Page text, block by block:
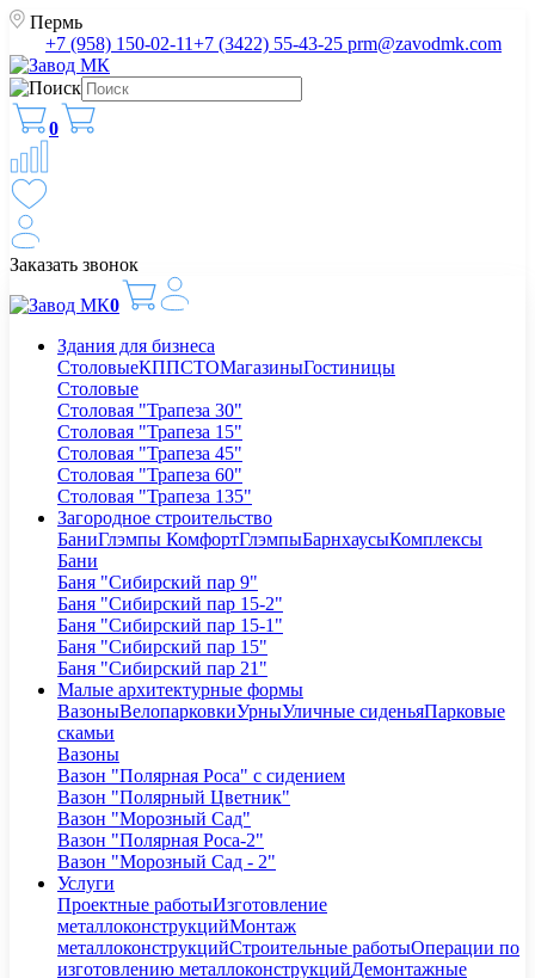
Пермь
+7 (958) 150-02-11+7 (3422) 55-43-25 prm@zavodmk.com
0
Заказать звонок
0
Здания для бизнеса
СтоловыеКППСТОМагазиныГостиницы
Столовые
Столовая "Трапеза 30"
Столовая "Трапеза 15"
Столовая "Трапеза 45"
Столовая "Трапеза 60"
Столовая "Трапеза 135"
Загородное строительство
БаниГлэмпы КомфортГлэмпыБарнхаусыКомплексы
Бани
Баня "Сибирский пар 9"
Баня "Сибирский пар 15-2"
Баня "Сибирский пар 15-1"
Баня "Сибирский пар 15"
Баня "Сибирский пар 21"
Малые архитектурные формы
ВазоныВелопарковкиУрныУличные сиденьяПарковые
скамьи
Вазоны
Вазон "Полярная Роса" с сидением
Вазон "Полярный Цветник"
Вазон "Морозный Сад"
Вазон "Полярная Роса-2"
Вазон "Морозный Сад - 2"
Услуги
Проектные работыИзготовление
металлоконструкцийМонтаж
металлоконструкцийСтроительные работыОперации по
изготовлению металлоконструкцийДемонтажные